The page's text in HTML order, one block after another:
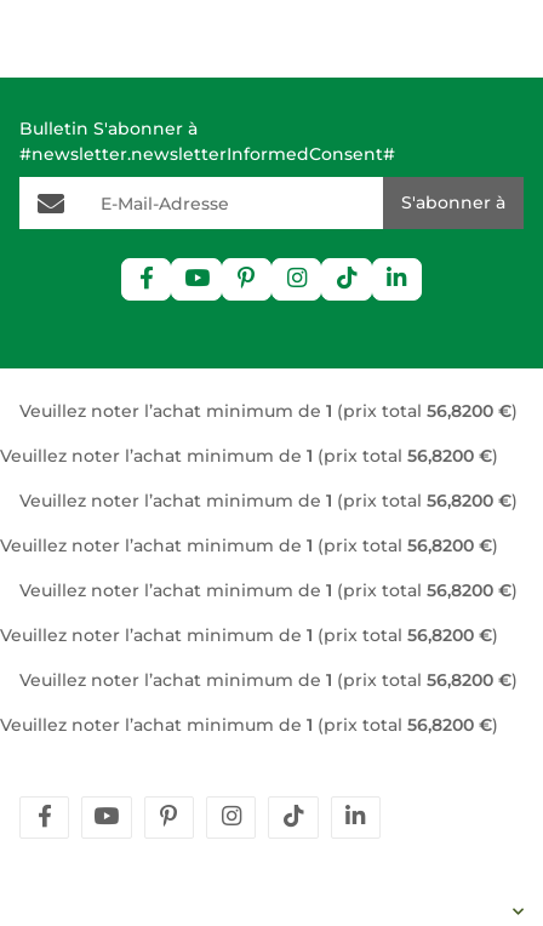
Bulletin S'abonner à
#newsletter.newsletterInformedConsent#
E-Mail-Adresse
S'abonner à
Veuillez noter l’achat minimum de 1 (prix total 56,8200 €)
Veuillez noter l’achat minimum de 1 (prix total 56,8200 €)
Veuillez noter l’achat minimum de 1 (prix total 56,8200 €)
Veuillez noter l’achat minimum de 1 (prix total 56,8200 €)
Veuillez noter l’achat minimum de 1 (prix total 56,8200 €)
Veuillez noter l’achat minimum de 1 (prix total 56,8200 €)
Veuillez noter l’achat minimum de 1 (prix total 56,8200 €)
Veuillez noter l’achat minimum de 1 (prix total 56,8200 €)
facebookyoutubepinterestinstagram
tiktok